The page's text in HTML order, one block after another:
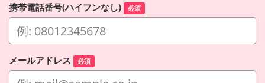
携帯電話番号(ハイフンなし) 必須
メールアドレス 必須